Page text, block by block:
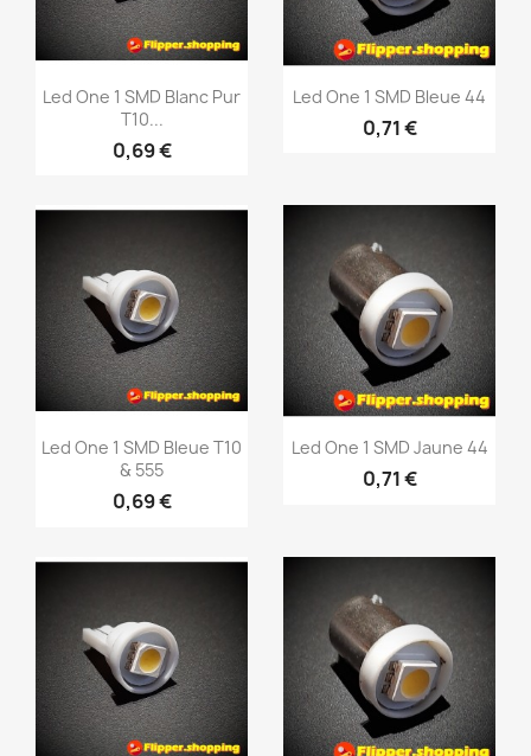
Led One 1 SMD Blanc Pur
T10...
0,69 €
Led One 1 SMD Bleue 44
0,71 €
Led One 1 SMD Bleue T10
& 555
0,69 €
Led One 1 SMD Jaune 44
0,71 €